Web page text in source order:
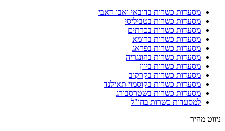
מסעדות כשרות בדובאי ואבו דאבי
מסעדות כשרות בטביליסי
מסעדות כשרות בכרתים
מסעדות כשרות ברומא
מסעדות כשרות בפראג
מסעדות כשרות בהונגריה
מסעדות כשרות ביוון
מסעדות כשרות בקרקוב
מסעדות כשרות בקוסמוי תאילנד
מסעדות כשרות בשטרסבורג
למסעדות כשרות בחו"ל
ניווט מהיר